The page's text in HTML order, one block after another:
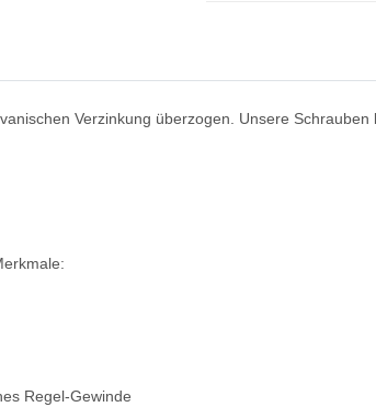
Verzinkung überzogen. Unsere
Regel-Gewinde